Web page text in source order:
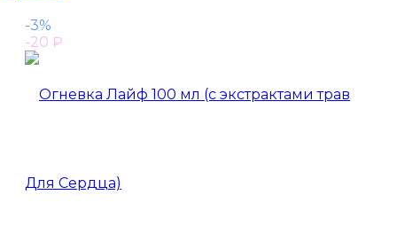
-3%
-20 ₽